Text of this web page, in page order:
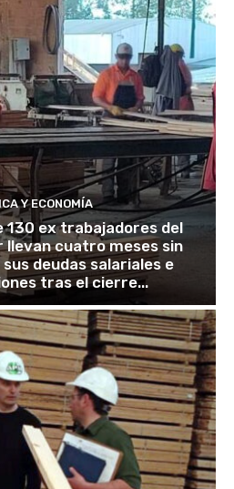
Y ECONOMÍA
130 ex trabajadores del
llevan cuatro meses sin
deudas salariales e
tras el cierre...